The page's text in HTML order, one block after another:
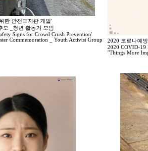
한 안전표지판 개발'
모 _청년 활동가 모임
Signs for Crowd Crush Prevention'
Commemoration _ Youth Activist Group
2020 코로나예
2020 COVID-19
"Things More